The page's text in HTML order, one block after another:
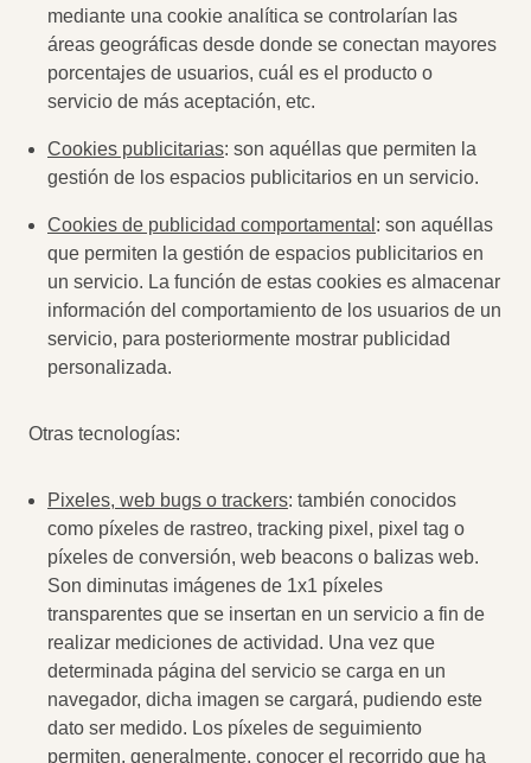
mediante una cookie analítica se controlarían las
áreas geográficas desde donde se conectan mayores
porcentajes de usuarios, cuál es el producto o
servicio de más aceptación, etc.
Cookies publicitarias: son aquéllas que permiten la
gestión de los espacios publicitarios en un servicio.
Cookies de publicidad comportamental : son aquéllas
que permiten la gestión de espacios publicitarios en
un servicio. La función de estas cookies es almacenar
información del comportamiento de los usuarios de un
servicio, para posteriormente mostrar publicidad
personalizada.
Otras tecnologías:
Pixeles, web bugs o trackers: también conocidos
como píxeles de rastreo, tracking pixel, pixel tag o
píxeles de conversión, web beacons o balizas web.
Son diminutas imágenes de 1x1 píxeles
transparentes que se insertan en un servicio a fin de
realizar mediciones de actividad. Una vez que
determinada página del servicio se carga en un
navegador, dicha imagen se cargará, pudiendo este
dato ser medido. Los píxeles de seguimiento
permiten, generalmente, conocer el recorrido que ha